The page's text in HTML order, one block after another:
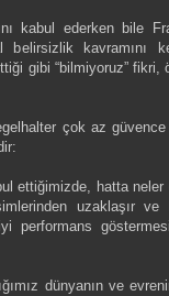
kabul ederken bile
belirsizlik kavramını
gibi “bilmiyoruz” fikri,
çok az güvence
ettiğimizde, hatta
uzaklaşır
performans
dünyanın ve